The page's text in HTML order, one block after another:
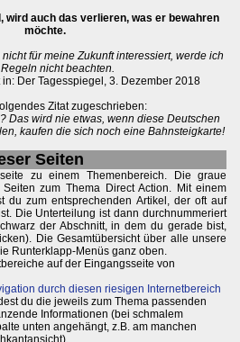
wird auch das verlieren, was er bewahren
möchte.
für meine Zukunft interessiert, werde ich
nicht beachten.
Der Tagesspiegel, 3. Dezember 2018
Zitat zugeschrieben:
Das wird nie etwas, wenn diese Deutschen
kaufen die sich noch eine Bahnsteigkarte!
Seiten
zu einem Themenbereich. Die graue
zum Thema Direct Action. Mit einem
du zum entsprechenden Artikel, der oft auf
Die Unterteilung ist dann durchnummeriert
der Abschnitt, in dem du gerade bist,
Die Gesamtübersicht über alle unsere
Runterklapp-Menüs ganz oben.
auf der Eingangsseite von
durch diesen riesigen Internetbereich
du die jeweils zum Thema passenden
Informationen (bei schmalem
unten angehängt, z.B. am manchen